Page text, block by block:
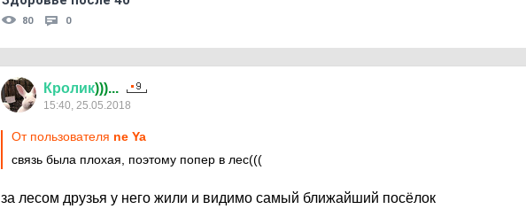
80 0
Кролик)))...
15:40, 25.05.2018
От пользователя ne Ya
связь была плохая, поэтому попер в лес(((
за лесом друзья у него жили и видимо самый ближайший посёлок